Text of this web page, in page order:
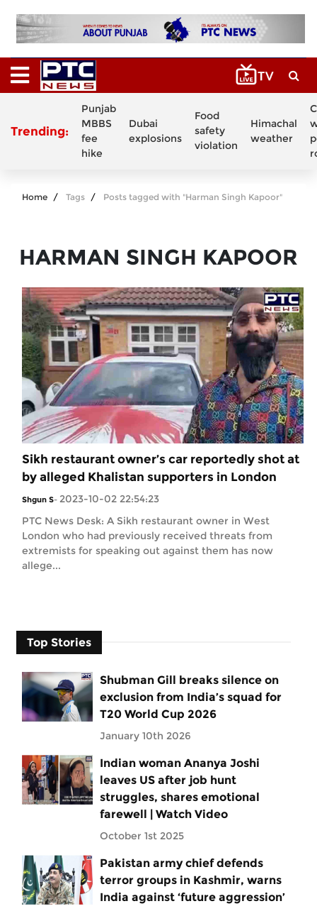
Trending:
Punjab
MBBS
fee
hike
Dubai
explosions
Food
safety
violation
Himachal
weather
Home Tags Posts tagged with "Harman Singh Kapoor"
HARMAN SINGH KAPOOR
Sikh restaurant owner’s car reportedly shot at
by alleged Khalistan supporters in London
Shgun S- 2023-10-02 22:54:23
PTC News Desk: A Sikh restaurant owner in West
London who had previously received threats from
extremists for speaking out against them has now
allege...
Top Stories
Shubman Gill breaks silence on
exclusion from India’s squad for
T20 World Cup 2026
January 10th 2026
Indian woman Ananya Joshi
leaves US after job hunt
struggles, shares emotional
farewell | Watch Video
October 1st 2025
Pakistan army chief defends
terror groups in Kashmir, warns
India against ‘future aggression’